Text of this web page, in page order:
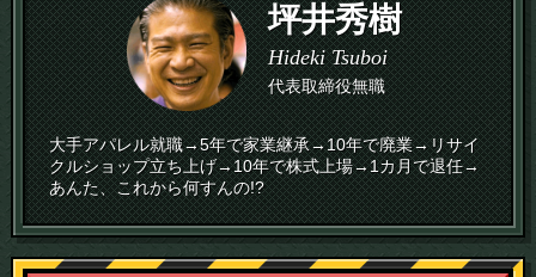
坪井秀樹
Hideki Tsuboi
代表取締役無職
大手アパレル就職→5年で家業継承→10年で廃業→リサイ
クルショップ立ち上げ→10年で株式上場→1カ月で退任→
あんた、これから何すんの!?